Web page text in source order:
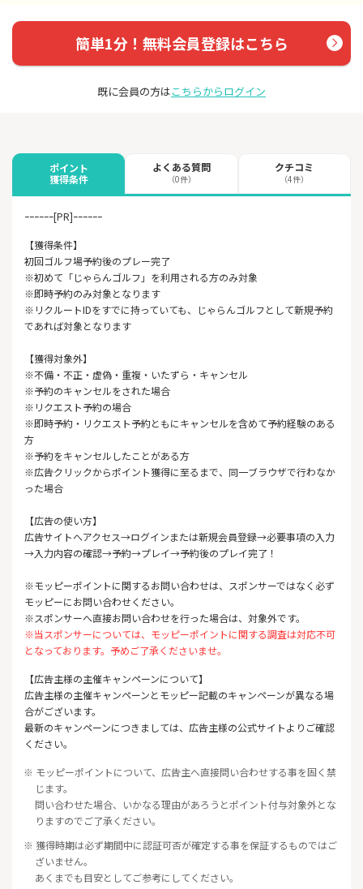
簡単1分！無料会員登録はこちら
既に会員の方はこちらからログイン
ポイント
獲得条件
よくある質問
（0件）
クチコミ
（4件）
ｰｰｰｰｰｰ[PR]ｰｰｰｰｰｰ
【獲得条件】
初回ゴルフ場予約後のプレー完了
※初めて「じゃらんゴルフ」を利用される方のみ対象
※即時予約のみ対象となります
※リクルートIDをすでに持っていても、じゃらんゴルフとして新規予約
であれば対象となります
【獲得対象外】
※不備・不正・虚偽・重複・いたずら・キャンセル
※予約のキャンセルをされた場合
※リクエスト予約の場合
※即時予約・リクエスト予約ともにキャンセルを含めて予約経験のある
方
※予約をキャンセルしたことがある方
※広告クリックからポイント獲得に至るまで、同一ブラウザで行わなか
った場合
【広告の使い方】
広告サイトへアクセス→ログインまたは新規会員登録→必要事項の入力
→入力内容の確認→予約→プレイ→予約後のプレイ完了！
※モッピーポイントに関するお問い合わせは、スポンサーではなく必ず
モッピーにお問い合わせください。
※スポンサーへ直接お問い合わせを行った場合は、対象外です。
※当スポンサーについては、モッピーポイントに関する調査は対応不可
となっております。予めご了承くださいませ。
【広告主様の主催キャンペーンについて】
広告主様の主催キャンペーンとモッピー記載のキャンペーンが異なる場
合がございます。
最新のキャンペーンにつきましては、広告主様の公式サイトよりご確認
ください。
※ モッピーポイントについて、広告主へ直接問い合わせする事を固く禁
じます。
問い合わせた場合、いかなる理由があろうとポイント付与対象外とな
りますのでご了承ください。
※ 獲得時期は必ず期間中に認証可否が確定する事を保証するものではご
ざいません。
あくまでも目安としてご参考にしてください。